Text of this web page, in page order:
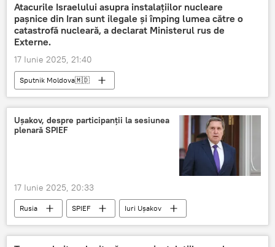
Atacurile Israelului asupra instalațiilor nucleare
pașnice din Iran sunt ilegale și împing lumea către o
catastrofă nucleară, a declarat Ministerul rus de
Externe.
17 Iunie 2025, 21:40
Sputnik Moldova🇲🇩
Ușakov, despre participanții la sesiunea
plenară SPIEF
17 Iunie 2025, 20:33
Rusia SPIEF Iuri Ușakov